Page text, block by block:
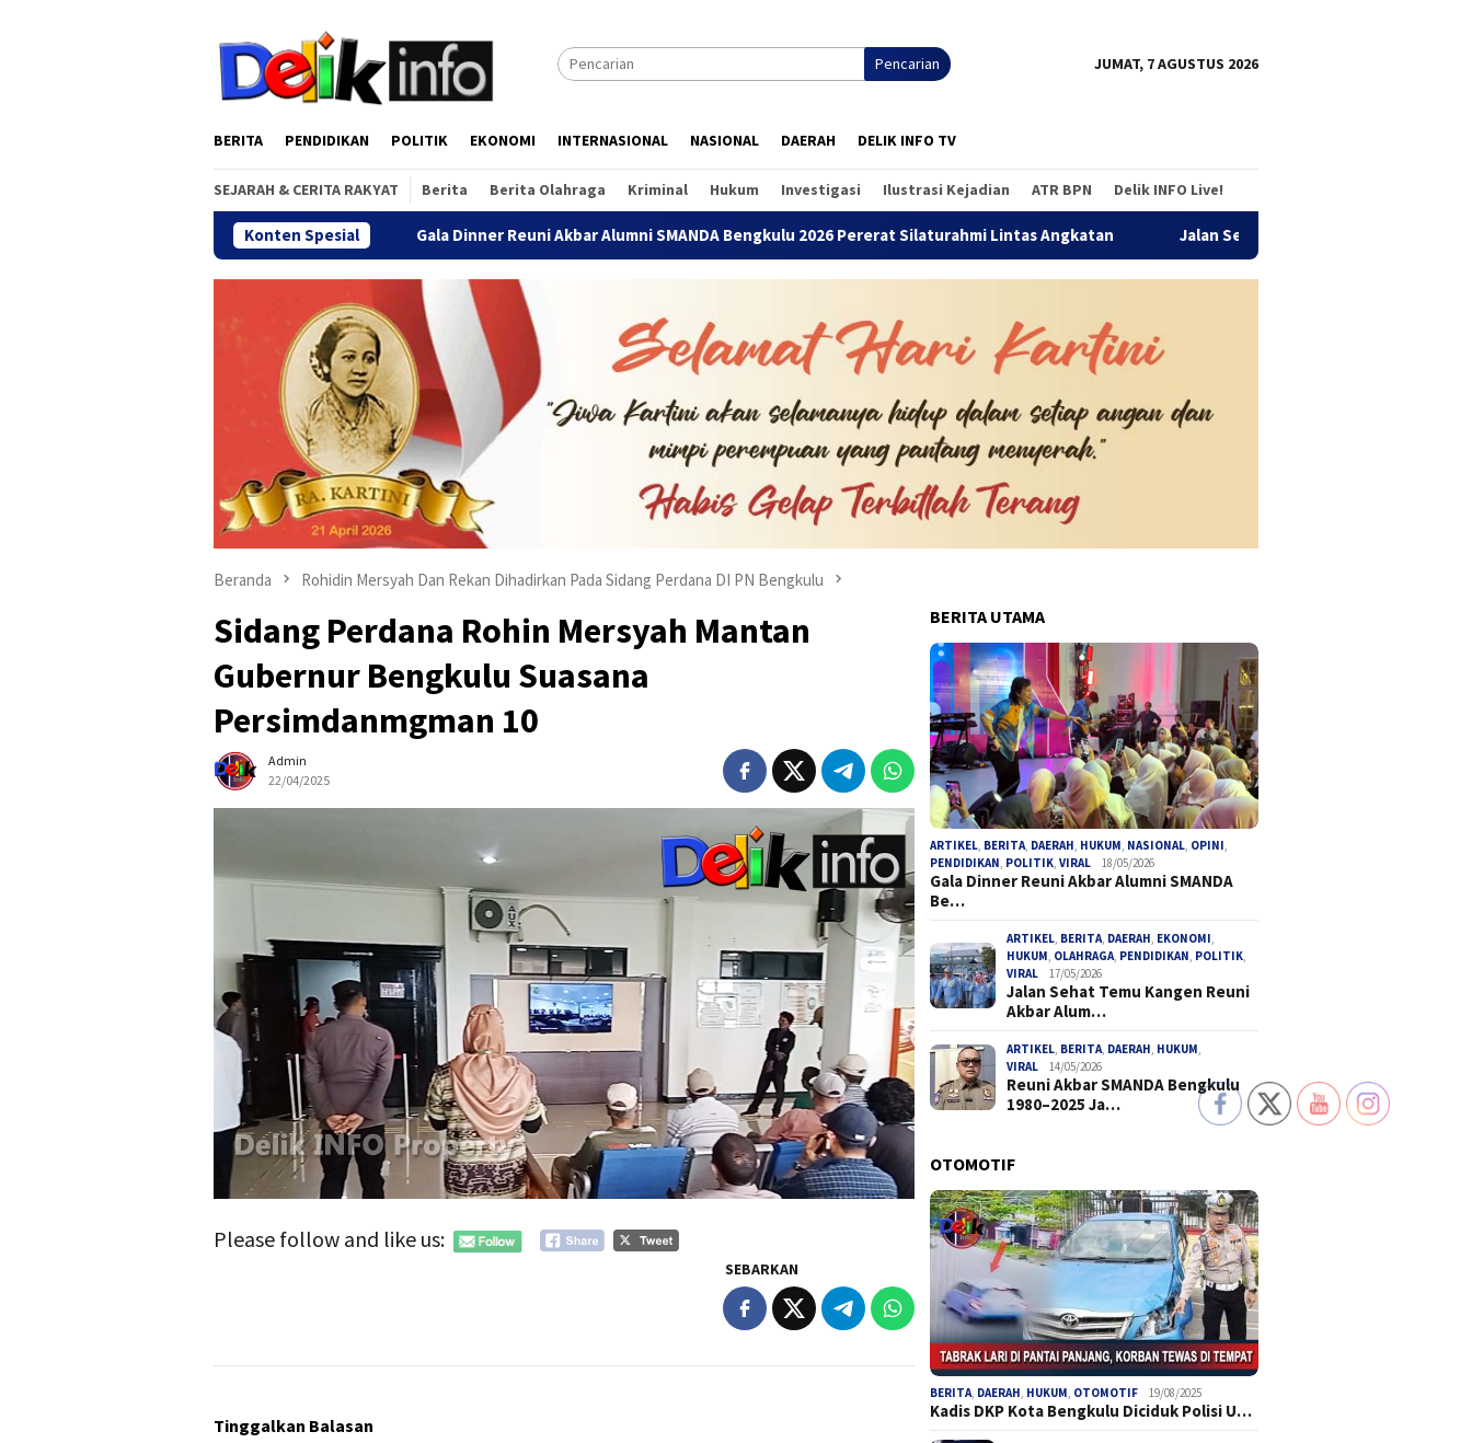
Pencarian JUMAT, 7 AGUSTUS 2026
BERITA PENDIDIKAN POLITIK EKONOMI INTERNASIONAL NASIONAL DAERAH DELIK INFO TV
SEJARAH & CERITA RAKYAT Berita Berita Olahraga Kriminal Hukum Investigasi Ilustrasi Kejadian ATR BPN Delik INFO Live!
Konten SpesialGala Dinner Reuni Akbar Alumni SMANDA Bengkulu 2026 Pererat Silaturahmi Lintas Angkatan Jalan Sehat Temu Kangen Reuni Akbar Alumni
Beranda Rohidin Mersyah Dan Rekan Dihadirkan Pada Sidang Perdana DI PN Bengkulu
Sidang Perdana Rohin Mersyah Mantan
Gubernur Bengkulu Suasana
Persimdanmgman 10
Admin
22/04/2025
Please follow and like us:
SEBARKAN
Tinggalkan Balasan
BERITA UTAMA
ARTIKEL BERITA DAERAH HUKUM NASIONAL OPINI
PENDIDIKAN POLITIK ,VIRAL 18/05/2026
Gala Dinner Reuni Akbar Alumni SMANDA
Be…
ARTIKEL BERITA DAERAH EKONOMI
HUKUM OLAHRAGA PENDIDIKAN POLITIK
VIRAL
17/05/2026
Jalan Sehat Temu Kangen Reuni
Akbar Alum…
ARTIKEL BERITA DAERAH HUKUM
VIRAL
14/05/2026
Reuni Akbar SMANDA Bengkulu
1980–2025 Ja…
OTOMOTIF
BERITA DAERAH HUKUM OTOMOTIF 19/08/2025
Kadis DKP Kota Bengkulu Diciduk Polisi U…